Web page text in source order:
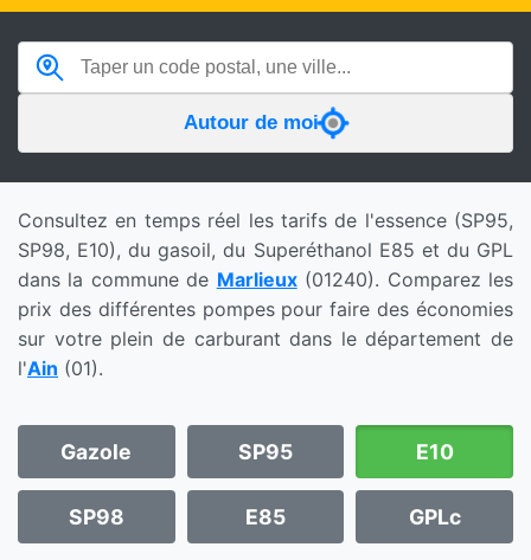
Autour de moi
Consultez en temps réel les tarifs de l'essence (SP95,
SP98, E10), du gasoil, du Superéthanol E85 et du GPL
dans la commune de Marlieux(01240). Comparez les
prix des différentes pompes pour faire des économies
sur votre plein de carburant dans le département de
l'Ain (01).
Gazole SP95 E10
SP98 E85 GPLc